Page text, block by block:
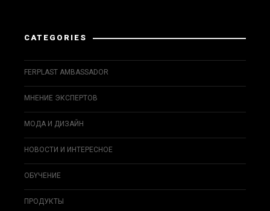
CATEGORIES
FERPLAST AMBASSADOR
МНЕНИЕ ЭКСПЕРТОВ
МОДА И ДИЗAЙН
НОВОСТИ И ИНТЕРЕСНОЕ
ОБYЧEНИЕ
ПРОДУКТЫ